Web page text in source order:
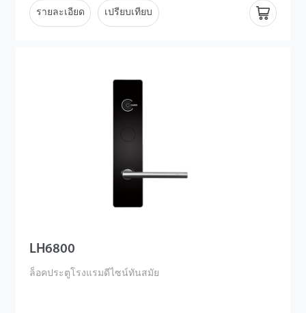
รายละเอียด เปรียบเทียบ
LH6800
ล็อคประตูโรงแรมดีไซน์ทันสมัย